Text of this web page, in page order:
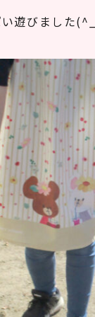
い遊びました